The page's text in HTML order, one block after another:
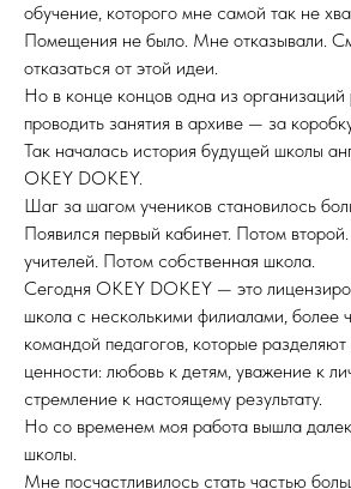
обучение, которого мне самой так не
Помещения не было. Мне отказывали.
отказаться от этой идеи.
Но в конце концов одна из
проводить занятия в архиве — за
Так началась история будущей школы
OKEY DOKEY.
Шаг за шагом учеников становилось
Появился первый кабинет. Потом
учителей. Потом собственная школа.
Сегодня OKEY DOKEY — это
школа с несколькими филиалами, более
командой педагогов, которые
ценности: любовь к детям, уважение к
стремление к настоящему результату.
Но со временем моя работа вышла
школы.
Мне посчастливилось стать частью